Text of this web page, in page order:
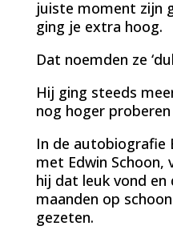
juiste moment zijn
ging je extra hoog.
Dat noemden ze
Hij ging steeds
nog hoger
In de autobiografie
met Edwin
hij dat leuk vond
maanden op
gezeten.